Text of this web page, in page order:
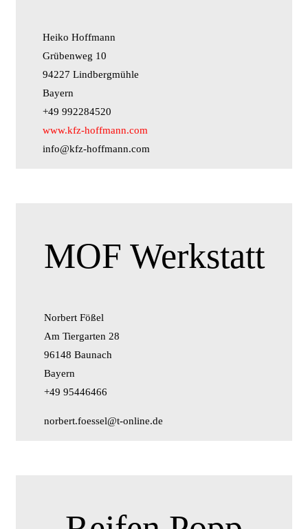
Heiko Hoffmann
Grübenweg 10
94227 Lindbergmühle
Bayern
+49 992284520
www.kfz-hoffmann.com
info@kfz-hoffmann.com
MOF Werkstatt
Norbert Fößel
Am Tiergarten 28
96148 Baunach
Bayern
+49 95446466
norbert.foessel@t-online.de